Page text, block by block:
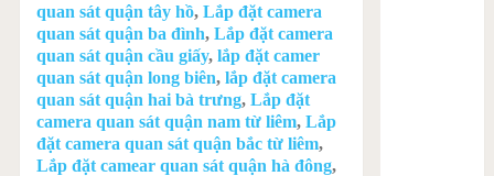
quan sát quận tây hồ, Lắp đặt camera
quan sát quận ba đình, Lắp đặt camera
quan sát quận cầu giấy, lắp đặt camer
quan sát quận long biên, lắp đặt camera
quan sát quận hai bà trưng, Lắp đặt
camera quan sát quận nam từ liêm, Lắp
đặt camera quan sát quận bắc từ liêm,
Lắp đặt camear quan sát quận hà đông,